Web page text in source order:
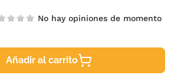
No hay opiniones de momento
Añadir al carrito